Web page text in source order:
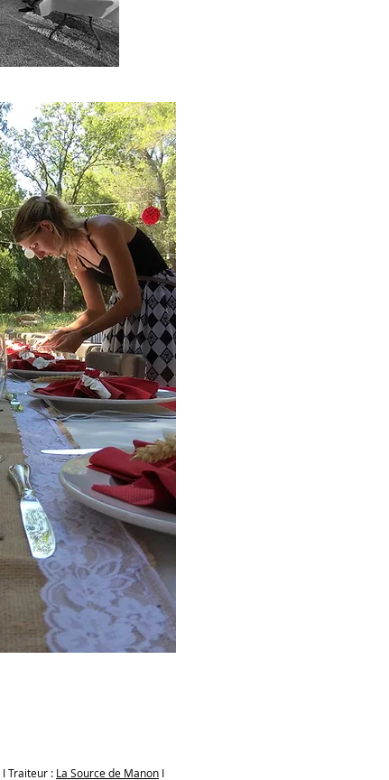
I Traiteur : La Source de Manon I